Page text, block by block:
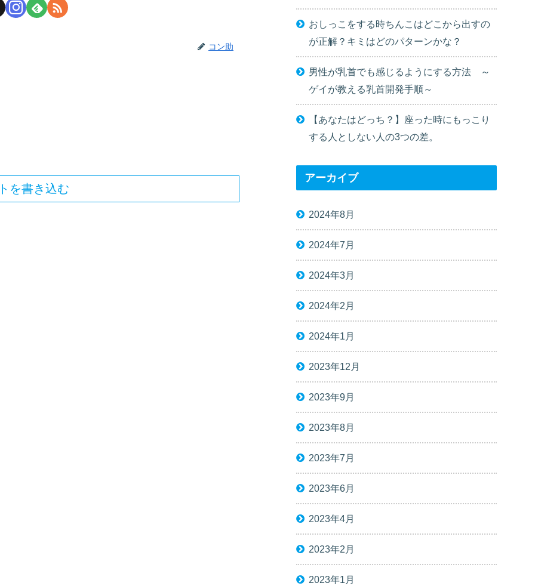
コン助
を書き込む
おしっこをする時ちんこはどこから出すの
が正解？キミはどのパターンかな？
男性が乳首でも感じるようにする方法 ～
ゲイが教える乳首開発手順～
【あなたはどっち？】座った時にもっこり
する人としない人の3つの差。
アーカイブ
2024年8月
2024年7月
2024年3月
2024年2月
2024年1月
2023年12月
2023年9月
2023年8月
2023年7月
2023年6月
2023年4月
2023年2月
2023年1月